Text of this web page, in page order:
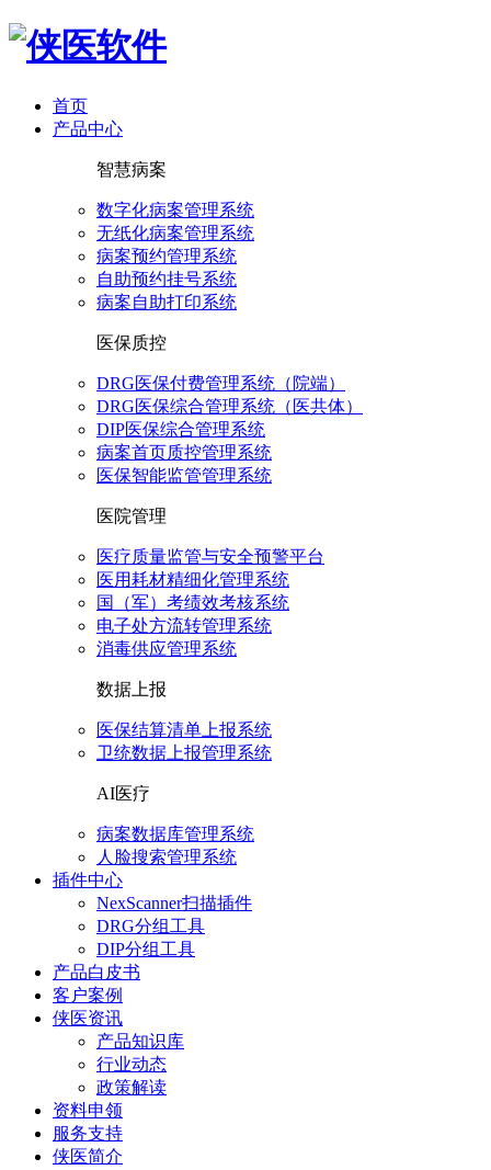
首页
产品中心
智慧病案
数字化病案管理系统
无纸化病案管理系统
病案预约管理系统
自助预约挂号系统
病案自助打印系统
医保质控
DRG医保付费管理系统（院端）
DRG医保综合管理系统（医共体）
DIP医保综合管理系统
病案首页质控管理系统
医保智能监管管理系统
医院管理
医疗质量监管与安全预警平台
医用耗材精细化管理系统
国（军）考绩效考核系统
电子处方流转管理系统
消毒供应管理系统
数据上报
医保结算清单上报系统
卫统数据上报管理系统
AI医疗
病案数据库管理系统
人脸搜索管理系统
插件中心
NexScanner扫描插件
DRG分组工具
DIP分组工具
产品白皮书
客户案例
侠医资讯
产品知识库
行业动态
政策解读
资料申领
服务支持
侠医简介